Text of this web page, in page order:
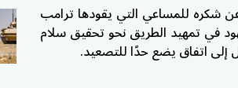
شكره للمساعي التي يقودها ترامب
في تمهيد الطريق نحو تحقيق سلام
إلى اتفاق يضع حدًا للتصعيد.